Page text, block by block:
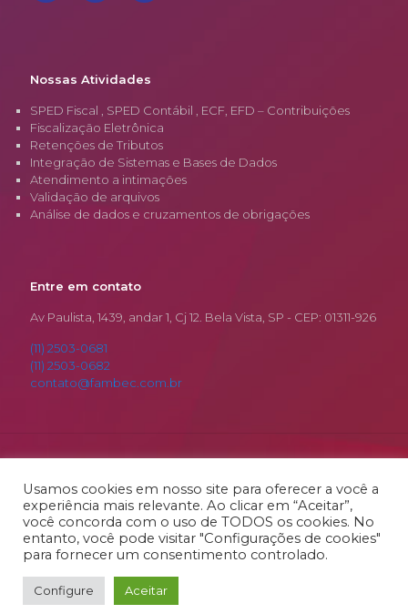
Nossas Atividades
SPED Fiscal , SPED Contábil , ECF, EFD – Contribuições
Fiscalização Eletrônica
Retenções de Tributos
Integração de Sistemas e Bases de Dados
Atendimento a intimações
Validação de arquivos
Análise de dados e cruzamentos de obrigações
Entre em contato
Av Paulista, 1439, andar 1, Cj 12. Bela Vista, SP - CEP: 01311-926
(11) 2503-0681
(11) 2503-0682
contato@fambec.com.br
Desenvolvido por RSamurai
Usamos cookies em nosso site para oferecer a você a
experiência mais relevante. Ao clicar em “Aceitar”,
você concorda com o uso de TODOS os cookies. No
entanto, você pode visitar "Configurações de cookies"
para fornecer um consentimento controlado.
Configure Aceitar